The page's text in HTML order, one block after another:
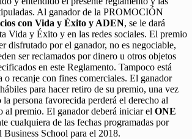
Al ganador de la PROMOCIÓN
con Vida y Éxito y ADEN, se le dará
Vida y Éxito y en las redes sociales. El premio
disfrutado por el ganador, no es negociable,
ser reclamados por dinero u otros objetos
en este Reglamento. Tampoco está
o recanje con fines comerciales. El ganador
para hacer retiro de su premio, una vez
persona favorecida perderá el derecho al
al premio. El ganador deberá iniciar el ONE
cualquiera de las fechas programadas por
School para el 2018.